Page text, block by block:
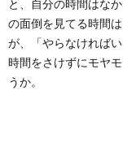
と、自分の時間はな
の面倒を見てる時間
が、「やらなければ
時間をさけずにモヤ
うか。